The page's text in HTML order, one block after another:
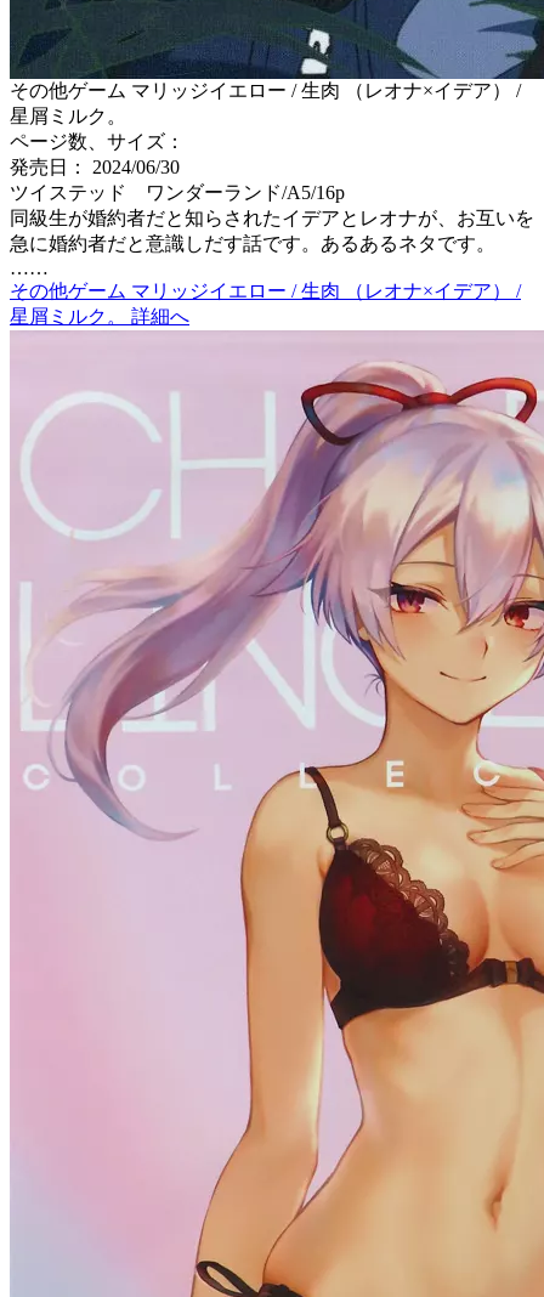
その他ゲーム マリッジイエロー / 生肉 （レオナ×イデア） /
星屑ミルク。
ページ数、サイズ：
発売日： 2024/06/30
ツイステッド ワンダーランド/A5/16p
同級生が婚約者だと知らされたイデアとレオナが、お互いを
急に婚約者だと意識しだす話です。あるあるネタです。
……
その他ゲーム マリッジイエロー / 生肉 （レオナ×イデア） /
星屑ミルク。 詳細へ